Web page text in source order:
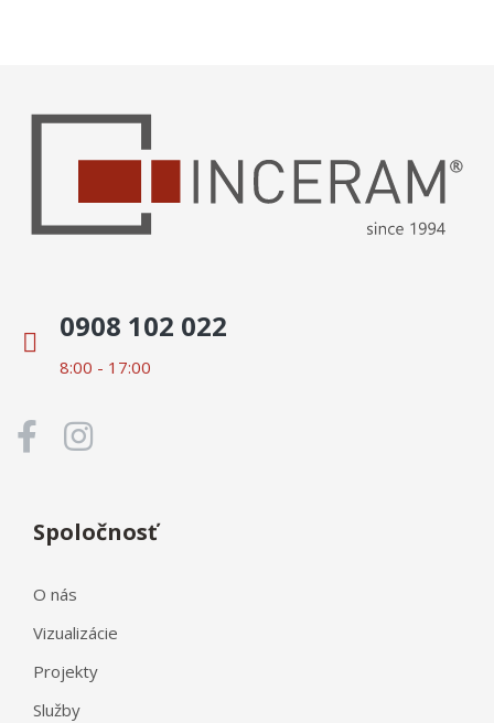
0908 102 022
8:00 - 17:00
Spoločnosť
O nás
Vizualizácie
Projekty
Služby